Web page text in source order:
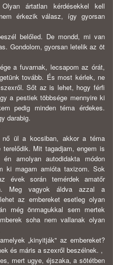
ártatlan kérdésekkel kell
érkezik válasz, így gyorsan
belőled. De mondd, mi van
Gondolom, gyorsan letelik az öt
a fuvarnak, lecsapom az órát,
tovább. És most kérlek, ne
Sőt az is lehet, hogy férfi
a pestiek többsége mennyire ki
pedig minden téma érdekes.
darabig.
ül a kocsiban, akkor a téma
Mit tagadjam, engem is
amolyan autodidakta módon
ki magam amióta taxizom. Sok
évek során temérdek amatőr
Meg vagyok áldva azzal a
az embereket esetleg olyan
még önmagukkal sem mertek
soha nem vallanak olyan
„kinyitják" az embereket?
és máris a szexről beszélnek. ,
mert ugye, éjszaka, a sötétben